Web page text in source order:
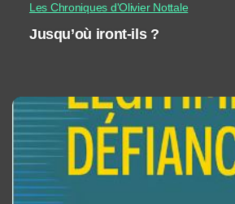
Les Chroniques d'Olivier Nottale
Jusqu’où iront-ils ?